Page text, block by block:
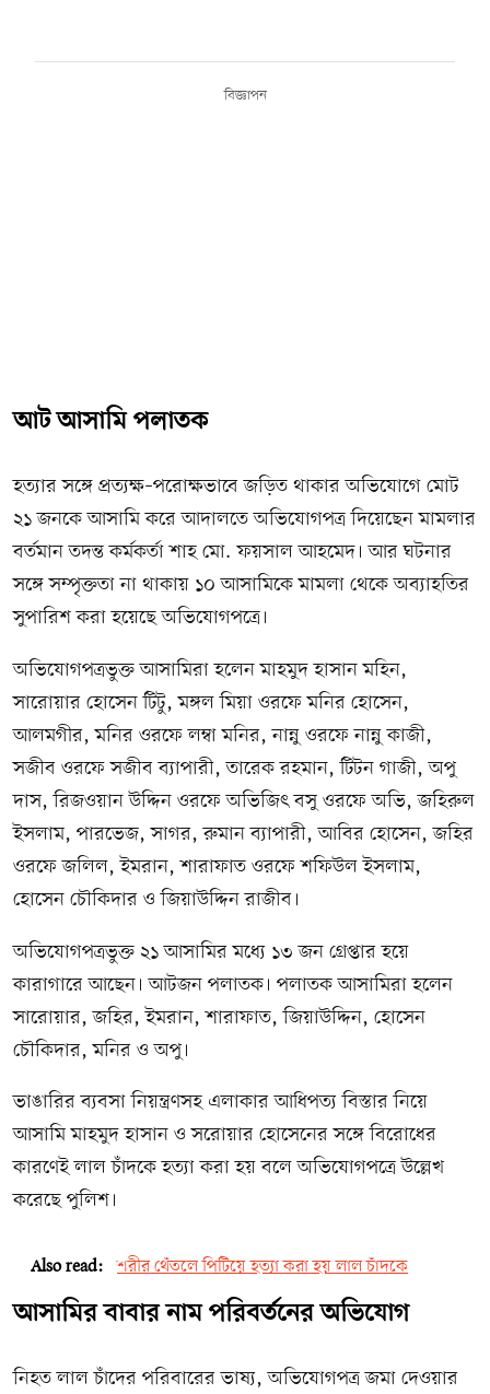
বিজ্ঞাপন
আট আসামি পলাতক
হত্যার সঙ্গে প্রত্যক্ষ–পরোক্ষভাবে জড়িত থাকার অভিযোগে মোট
২১ জনকে আসামি করে আদালতে অভিযোগপত্র দিয়েছেন মামলার
বর্তমান তদন্ত কর্মকর্তা শাহ মো. ফয়সাল আহমেদ। আর ঘটনার
সঙ্গে সম্পৃক্ততা না থাকায় ১০ আসামিকে মামলা থেকে অব্যাহতির
সুপারিশ করা হয়েছে অভিযোগপত্রে।
অভিযোগপত্রভুক্ত আসামিরা হলেন মাহমুদ হাসান মহিন,
সারোয়ার হোসেন টিটু, মঙ্গল মিয়া ওরফে মনির হোসেন,
আলমগীর, মনির ওরফে লম্বা মনির, নান্নু ওরফে নান্নু কাজী,
সজীব ওরফে সজীব ব্যাপারী, তারেক রহমান, টিটন গাজী, অপু
দাস, রিজওয়ান উদ্দিন ওরফে অভিজিৎ বসু ওরফে অভি, জহিরুল
ইসলাম, পারভেজ, সাগর, রুমান ব্যাপারী, আবির হোসেন, জহির
ওরফে জলিল, ইমরান, শারাফাত ওরফে শফিউল ইসলাম,
হোসেন চৌকিদার ও জিয়াউদ্দিন রাজীব।
অভিযোগপত্রভুক্ত ২১ আসামির মধ্যে ১৩ জন গ্রেপ্তার হয়ে
কারাগারে আছেন। আটজন পলাতক। পলাতক আসামিরা হলেন
সারোয়ার, জহির, ইমরান, শারাফাত, জিয়াউদ্দিন, হোসেন
চৌকিদার, মনির ও অপু।
ভাঙারির ব্যবসা নিয়ন্ত্রণসহ এলাকার আধিপত্য বিস্তার নিয়ে
আসামি মাহমুদ হাসান ও সরোয়ার হোসেনের সঙ্গে বিরোধের
কারণেই লাল চাঁদকে হত্যা করা হয় বলে অভিযোগপত্রে উল্লেখ
করেছে পুলিশ।
Also read: শরীর থেঁতলে পিটিয়ে হত্যা করা হয় লাল চাঁদকে
আসামির বাবার নাম পরিবর্তনের অভিযোগ
নিহত লাল চাঁদের পরিবারের ভাষ্য, অভিযোগপত্র জমা দেওয়ার